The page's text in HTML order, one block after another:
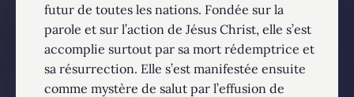
futur de toutes les nations. Fondée sur la
parole et sur l’action de Jésus Christ, elle s’est
accomplie surtout par sa mort rédemptrice et
sa résurrection. Elle s’est manifestée ensuite
comme mystère de salut par l’effusion de